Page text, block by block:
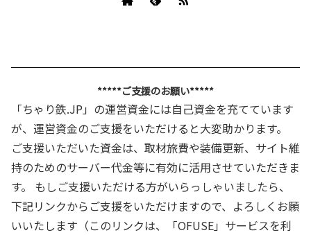
*****ご支援のお願い*****
「ちゃり鉄.JP」の運営資金には自己資金を充てています
が、運営資金のご支援をいただけると大変助かります。
ご支援いただいた資金は、取材旅費や装備更新、サイト維
持のためのサーバー代金等に有効に活用させていただきま
す。 もしご支援いただける方がいらっしゃいましたら、
下記リンクからご支援をいただけますので、よろしくお願
いいたします（このリンクは、「OFUSE」サービスを利